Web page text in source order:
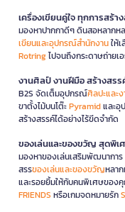
เครื่องเขียนคู่ใจ ทุกการสร้า
มองหาปากกาดีๆ ดินสอหลาก
เขียนและอุปกรณ์สำนักงานให้
Rotringไปจนถึงกระดาษถ่ายเ
งานศิลป์ งานฝีมือ สร้างสรร
B2S จัดเต็มอุปกรณ์ศิลปะและ
ขาตั้งไม้บนโต๊ะPyramidและอุ
สร้างสรรค์ได้อย่างไร้ขีดจำกัด
ของเล่นและของขวัญ สุดพิเ
มองหาของเล่นเสริมพัฒนากา
สรรของเล่นและของขวัญหลา
และรอยยิ้มให้กับคนพิเศษของ
FRIENDS หรือเกมจดหมายรัก